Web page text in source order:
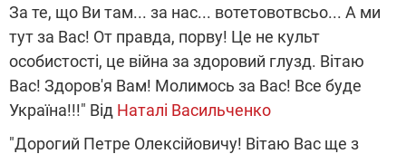
За те, що Ви там... за нас... вотетовотвсьо... А ми
тут за Вас! От правда, порву! Це не культ
особистості, це війна за здоровий глузд. Вітаю
Вас! Здоров'я Вам! Молимось за Вас! Все буде
Україна!!!" Від Наталі Васильченко
"Дорогий Петре Олексійовичу! Вітаю Вас ще з